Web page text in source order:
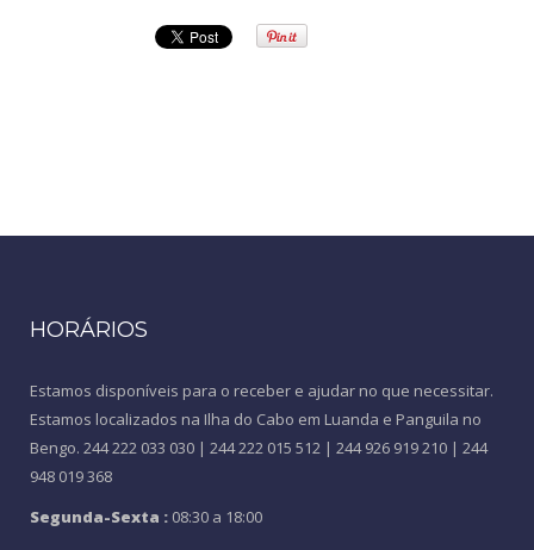
HORÁRIOS
Estamos disponíveis para o receber e ajudar no que necessitar.
Estamos localizados na Ilha do Cabo em Luanda e Panguila no
Bengo. 244 222 033 030 | 244 222 015 512 | 244 926 919 210 | 244
948 019 368
Segunda-Sexta : 08:30 a 18:00